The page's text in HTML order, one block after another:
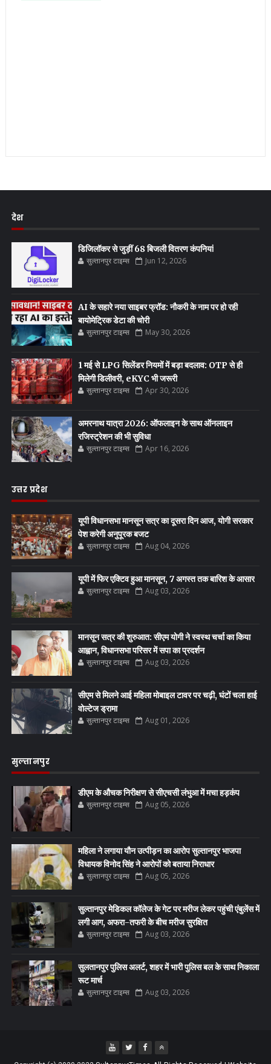
देश
डिजिलॉकर से जुड़ीं 68 बिजली वितरण कंपनियां
सुल्तानपुर टाइम्स Jun 12, 2026
AI के सहारे नया साइबर फ्रॉड: नौकरी के नाम पर हो रही
बायोमेट्रिक डेटा की चोरी
सुल्तानपुर टाइम्स May 30, 2026
1 मई से LPG सिलेंडर नियमों में बड़ा बदलाव: OTP से ही
मिलेगी डिलीवरी, eKYC भी जरूरी
सुल्तानपुर टाइम्स Apr 30, 2026
अमरनाथ यात्रा 2026: ऑफलाइन के साथ ऑनलाइन
रजिस्ट्रेशन की भी सुविधा
सुल्तानपुर टाइम्स Apr 16, 2026
उत्तर प्रदेश
यूपी विधानसभा मानसून सत्र का दूसरा दिन आज, योगी सरकार
पेश करेगी अनुपूरक बजट
सुल्तानपुर टाइम्स Aug 04, 2026
यूपी में फिर एक्टिव हुआ मानसून, 7 अगस्त तक बारिश के आसार
सुल्तानपुर टाइम्स Aug 03, 2026
मानसून सत्र की शुरुआत: सीएम योगी ने स्वस्थ चर्चा का किया
आह्वान, विधानसभा परिसर में सपा का प्रदर्शन
सुल्तानपुर टाइम्स Aug 03, 2026
सीएम से मिलने आई महिला मोबाइल टावर पर चढ़ी, घंटों चला हाई
वोल्टेज ड्रामा
सुल्तानपुर टाइम्स Aug 01, 2026
सुल्तानपुर
डीएम के औचक निरीक्षण से सीएचसी लंभुआ में मचा हड़कंप
सुल्तानपुर टाइम्स Aug 05, 2026
महिला ने लगाया यौन उत्पीड़न का आरोप सुल्तानपुर भाजपा
विधायक विनोद सिंह ने आरोपों को बताया निराधार
सुल्तानपुर टाइम्स Aug 05, 2026
सुल्तानपुर मेडिकल कॉलेज के गेट पर मरीज लेकर पहुंची एंबुलेंस में
लगी आग, अफरा-तफरी के बीच मरीज सुरक्षित
सुल्तानपुर टाइम्स Aug 03, 2026
सुलतानपुर पुलिस अलर्ट, शहर में भारी पुलिस बल के साथ निकाला
रूट मार्च
सुल्तानपुर टाइम्स Aug 03, 2026